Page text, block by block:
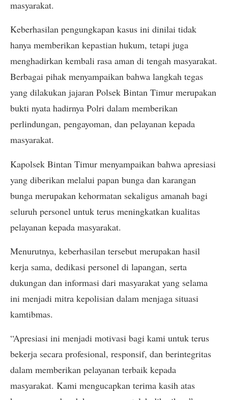
masyarakat.
Keberhasilan pengungkapan kasus ini dinilai tidak
hanya memberikan kepastian hukum, tetapi juga
menghadirkan kembali rasa aman di tengah masyarakat.
Berbagai pihak menyampaikan bahwa langkah tegas
yang dilakukan jajaran Polsek Bintan Timur merupakan
bukti nyata hadirnya Polri dalam memberikan
perlindungan, pengayoman, dan pelayanan kepada
masyarakat.
Kapolsek Bintan Timur menyampaikan bahwa apresiasi
yang diberikan melalui papan bunga dan karangan
bunga merupakan kehormatan sekaligus amanah bagi
seluruh personel untuk terus meningkatkan kualitas
pelayanan kepada masyarakat.
Menurutnya, keberhasilan tersebut merupakan hasil
kerja sama, dedikasi personel di lapangan, serta
dukungan dan informasi dari masyarakat yang selama
ini menjadi mitra kepolisian dalam menjaga situasi
kamtibmas.
“Apresiasi ini menjadi motivasi bagi kami untuk terus
bekerja secara profesional, responsif, dan berintegritas
dalam memberikan pelayanan terbaik kepada
masyarakat. Kami mengucapkan terima kasih atas